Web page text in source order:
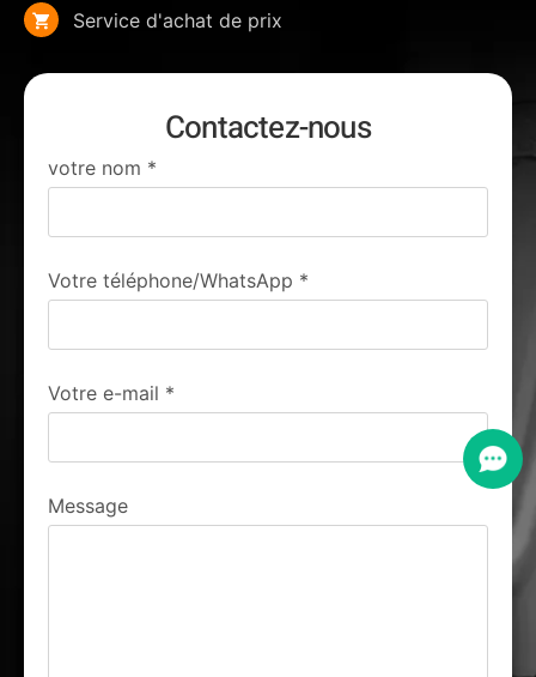
Service d'achat de prix
Contactez-nous
votre nom *
Votre téléphone/WhatsApp *
Votre e-mail *
Message